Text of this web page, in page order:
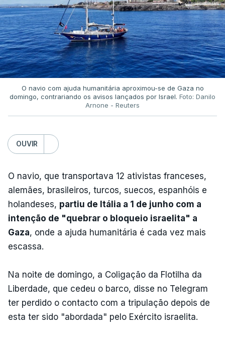
O navio com ajuda humanitária aproximou-se de Gaza no
domingo, contrariando os avisos lançados por Israel. Foto: Danilo
Arnone - Reuters
OUVIR
O navio, que transportava 12 ativistas franceses,
alemães, brasileiros, turcos, suecos, espanhóis e
holandeses, partiu de Itália a 1 de junho com a
intenção de "quebrar o bloqueio israelita" a
Gaza, onde a ajuda humanitária é cada vez mais
escassa.
Na noite de domingo, a Coligação da Flotilha da
Liberdade, que cedeu o barco, disse no Telegram
ter perdido o contacto com a tripulação depois de
esta ter sido "abordada" pelo Exército israelita.